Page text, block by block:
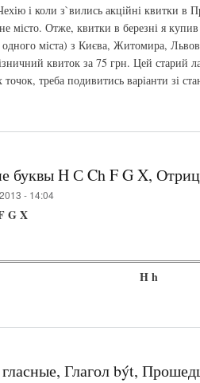
і коли з`вились акційні квитки в
місто. Отже, квитки в березні я
міста) з Києва, Житомира,
квиток за 75 грн. Цей
треба подивитись варіанти зі
H С Ch F G X,
- 14:04
G X
H h
Глагол být,